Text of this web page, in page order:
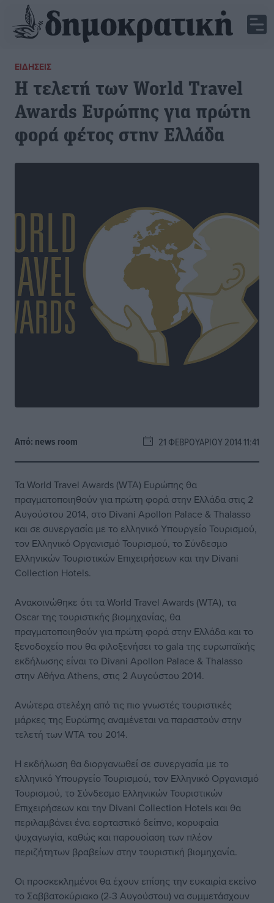
ΕΙΔΉΣΕΙΣ
Η τελετή των World Travel
Awards Ευρώπης για πρώτη
φορά φέτος στην Ελλάδα
Από: news room 21 ΦΕΒΡΟΥΑΡΊΟΥ 2014 11:41
Τα World Travel Awards (WTA) Ευρώπης θα
πραγματοποιηθούν για πρώτη φορά στην Ελλάδα στις 2
Αυγούστου 2014, στο Divani Apollon Palace & Thalasso
και σε συνεργασία με το ελληνικό Υπουργείο Τουρισμού,
τον Ελληνικό Οργανισμό Τουρισμού, το Σύνδεσμο
Ελληνικών Τουριστικών Επιχειρήσεων και την Divani
Collection Hotels.
Ανακοινώθηκε ότι τα World Travel Awards (WTA), τα
Oscar της τουριστικής βιομηχανίας, θα
πραγματοποιηθούν για πρώτη φορά στην Ελλάδα και το
ξενοδοχείο που θα φιλοξενήσει το gala της ευρωπαϊκής
εκδήλωσης είναι το Divani Apollon Palace & Thalasso
στην Αθήνα Athens, στις 2 Αυγούστου 2014.
Ανώτερα στελέχη από τις πιο γνωστές τουριστικές
μάρκες της Ευρώπης αναμένεται να παραστούν στην
τελετή των WTA του 2014.
Η εκδήλωση θα διοργανωθεί σε συνεργασία με το
ελληνικό Υπουργείο Τουρισμού, τον Ελληνικό Οργανισμό
Τουρισμού, το Σύνδεσμο Ελληνικών Τουριστικών
Επιχειρήσεων και την Divani Collection Hotels και θα
περιλαμβάνει ένα εορταστικό δείπνο, κορυφαία
ψυχαγωγία, καθώς και παρουσίαση των πλέον
περιζήτητων βραβείων στην τουριστική βιομηχανία.
Οι προσκεκλημένοι θα έχουν επίσης την ευκαιρία εκείνο
το Σαββατοκύριακο (2-3 Αυγούστου) να συμμετάσχουν